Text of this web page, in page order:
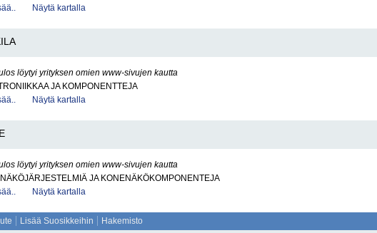
Näytä kartalla
löytyi yrityksen omien www-sivujen kautta
JA KOMPONENTTEJA
Näytä kartalla
löytyi yrityksen omien www-sivujen kautta
JA KONENÄKÖKOMPONENTEJA
Näytä kartalla
Lisää Suosikkeihin Hakemisto